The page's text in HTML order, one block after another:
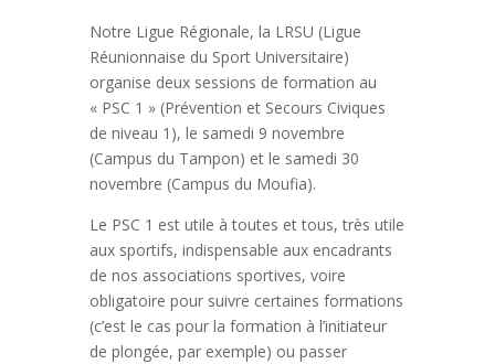
Notre Ligue Régionale, la LRSU (Ligue
Réunionnaise du Sport Universitaire)
organise deux sessions de formation au
« PSC 1 » (Prévention et Secours Civiques
de niveau 1), le samedi 9 novembre
(Campus du Tampon) et le samedi 30
novembre (Campus du Moufia).
Le PSC 1 est utile à toutes et tous, très utile
aux sportifs, indispensable aux encadrants
de nos associations sportives, voire
obligatoire pour suivre certaines formations
(c’est le cas pour la formation à l’initiateur
de plongée, par exemple) ou passer